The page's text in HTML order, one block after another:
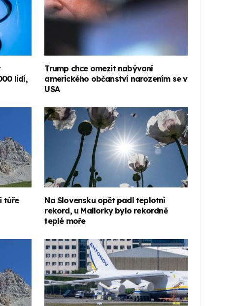
lidí,
Trump chce omezit nabývaní
amerického občanství narozením se v
USA
túře
Na Slovensku opět padl teplotní
rekord, u Mallorky bylo rekordně
teplé moře